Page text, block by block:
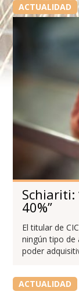
ACTUALIDAD
Schiariti:
40%”
El titular de
ningún tipo de
poder
ACTUALIDAD